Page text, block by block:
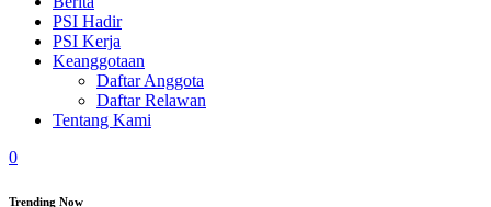
PSI Hadir
PSI Kerja
Keanggotaan
Daftar Anggota
Daftar Relawan
Tentang Kami
0
Trending Now